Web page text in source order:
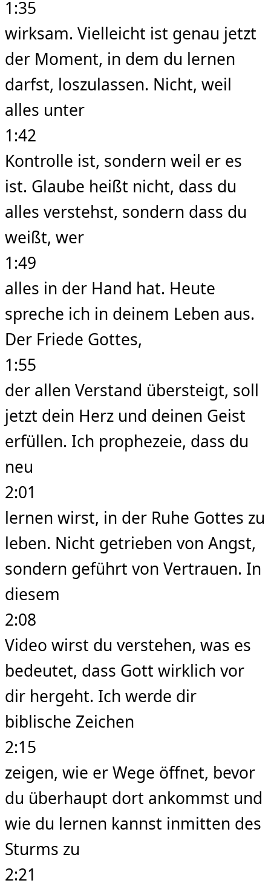
1:35
wirksam. Vielleicht ist genau jetzt
der Moment, in dem du lernen
darfst, loszulassen. Nicht, weil
alles unter
1:42
Kontrolle ist, sondern weil er es
ist. Glaube heißt nicht, dass du
alles verstehst, sondern dass du
weißt, wer
1:49
alles in der Hand hat. Heute
spreche ich in deinem Leben aus.
Der Friede Gottes,
1:55
der allen Verstand übersteigt, soll
jetzt dein Herz und deinen Geist
erfüllen. Ich prophezeie, dass du
neu
2:01
lernen wirst, in der Ruhe Gottes zu
leben. Nicht getrieben von Angst,
sondern geführt von Vertrauen. In
diesem
2:08
Video wirst du verstehen, was es
bedeutet, dass Gott wirklich vor
dir hergeht. Ich werde dir
biblische Zeichen
2:15
zeigen, wie er Wege öffnet, bevor
du überhaupt dort ankommst und
wie du lernen kannst inmitten des
Sturms zu
2:21